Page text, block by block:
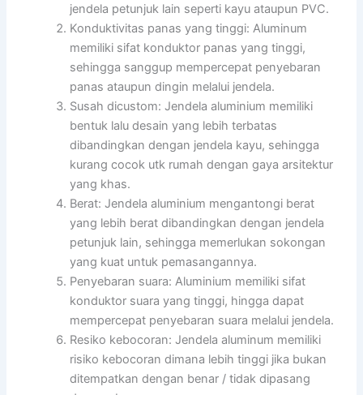
jendela petunjuk lain seperti kayu ataupun PVC.
Konduktivitas panas yang tinggi: Aluminum
memiliki sifat konduktor panas yang tinggi,
sehingga sanggup mempercepat penyebaran
panas ataupun dingin melalui jendela.
Susah dicustom: Jendela aluminium memiliki
bentuk lalu desain yang lebih terbatas
dibandingkan dengan jendela kayu, sehingga
kurang cocok utk rumah dengan gaya arsitektur
yang khas.
Berat: Jendela aluminium mengantongi berat
yang lebih berat dibandingkan dengan jendela
petunjuk lain, sehingga memerlukan sokongan
yang kuat untuk pemasangannya.
Penyebaran suara: Aluminium memiliki sifat
konduktor suara yang tinggi, hingga dapat
mempercepat penyebaran suara melalui jendela.
Resiko kebocoran: Jendela aluminum memiliki
risiko kebocoran dimana lebih tinggi jika bukan
ditempatkan dengan benar / tidak dipasang